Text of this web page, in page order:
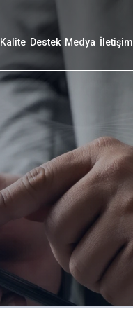
Kalite Destek Medya İletişim